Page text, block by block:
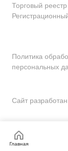
Торговый
Политика
персональных
Сайт разработан
Главная